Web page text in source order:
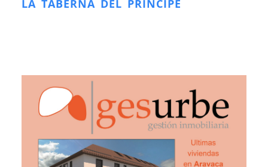
LA TABERNA DEL PRÍNCIPE